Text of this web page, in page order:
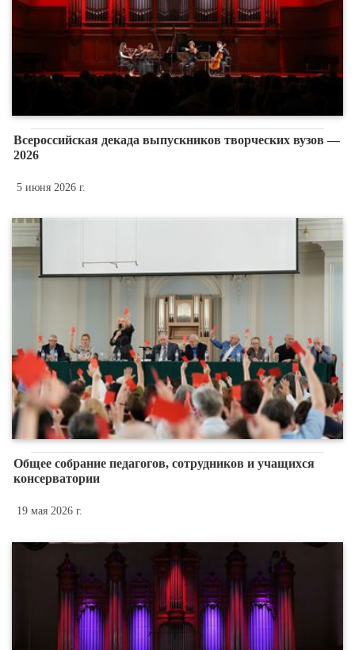
Всероссийская декада выпускников творческих вузов —
2026
5 июня 2026 г.
Общее собрание педагогов, сотрудников и учащихся
консерватории
19 мая 2026 г.